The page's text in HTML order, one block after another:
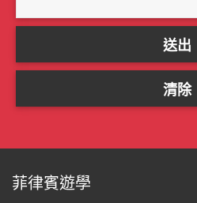
菲律賓遊學